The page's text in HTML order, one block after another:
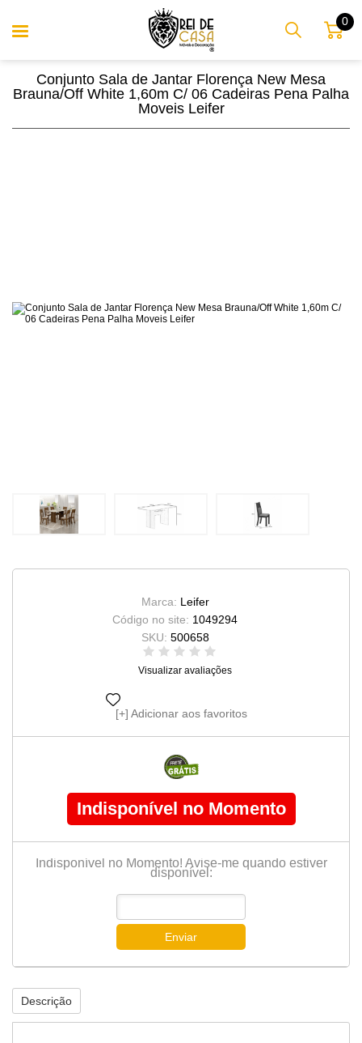
0
Conjunto Sala de Jantar Florença New Mesa
Brauna/Off White 1,60m C/ 06 Cadeiras Pena Palha
Moveis Leifer
Marca: Leifer
Código no site: 1049294
SKU: 500658
Visualizar avaliações
Adicionar aos favoritos
Indisponível no Momento
Indisponível no Momento! Avise-me quando estiver
disponível:
Enviar
Descrição